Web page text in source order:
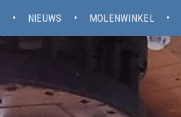
NIEUWS MOLENWINKEL